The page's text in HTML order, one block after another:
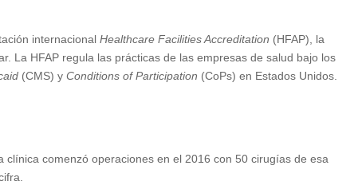
internacionalHealthcare Facilities Accreditation (HFAP), la
La HFAP regula las prácticas de las empresas de salud bajo los
(CMS) yConditions of Participation (CoPs) en Estados Unidos.
comenzó operaciones en el 2016 con 50 cirugías de esa